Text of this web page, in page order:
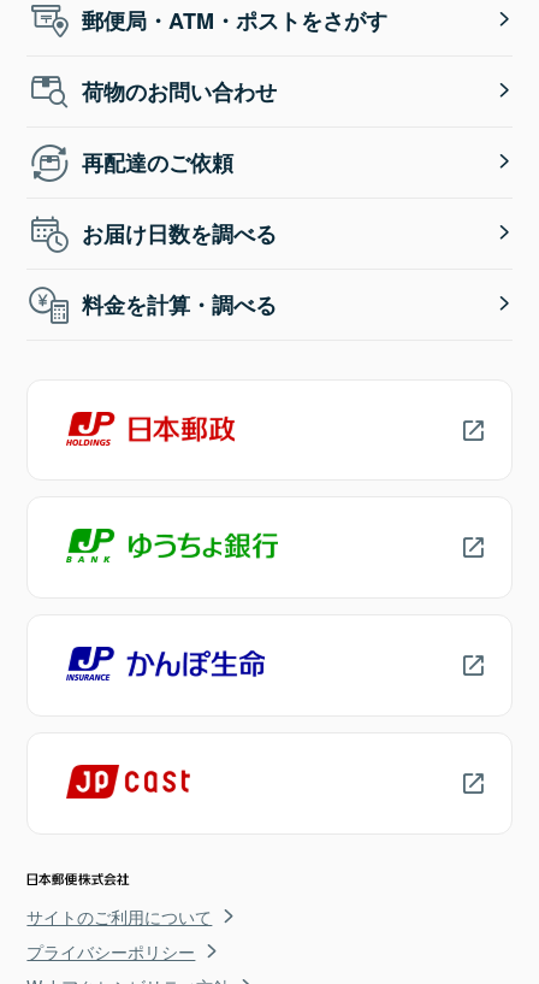
郵便局・ATM・ポストをさがす
荷物のお問い合わせ
再配達のご依頼
お届け日数を調べる
料金を計算・調べる
サイトのご利用について
プライバシーポリシー